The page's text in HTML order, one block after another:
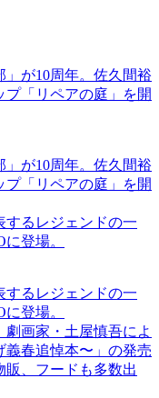
が10周年。佐久間裕
「リペアの庭」を開
が10周年。佐久間裕
「リペアの庭」を開
するレジェンドの一
登場。
するレジェンドの一
登場。
画家・土屋慎吾によ
義春追悼本〜」の発売
、フードも多数出